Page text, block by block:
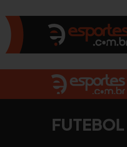
FUTEBOL